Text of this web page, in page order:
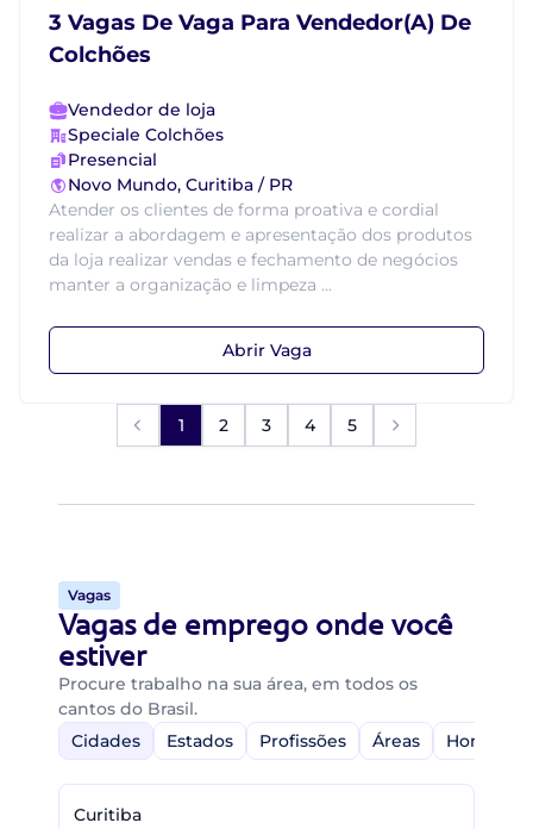
3 Vagas De Vaga Para Vendedor(A) De
Colchões
Vendedor de loja
Speciale Colchões
Presencial
Novo Mundo, Curitiba / PR
Atender os clientes de forma proativa e cordial
realizar a abordagem e apresentação dos produtos
da loja realizar vendas e fechamento de negócios
manter a organização e limpeza ...
Abrir Vaga
1 2 3 4 5
Vagas
Vagas de emprego onde você
estiver
Procure trabalho na sua área, em todos os
cantos do Brasil.
Cidades
Estados Profissões Áreas Home-
Curitiba